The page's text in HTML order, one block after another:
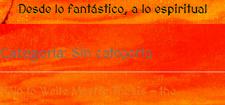
Desde lo fantástico, a lo espiritual
Categoría:Sin categoría
Help to Write Master Thesis – the